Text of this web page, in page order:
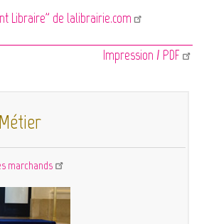
Libraire" de lalibrairie.com
Impression / PDF
marchands